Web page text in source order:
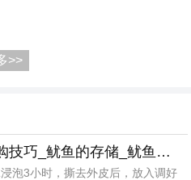
>>
鱿鱼板的选购技巧_鱿鱼的存储_鱿鱼的食用方法_鱿鱼的制作技巧
泡3小时，撕去外皮后，放入调好